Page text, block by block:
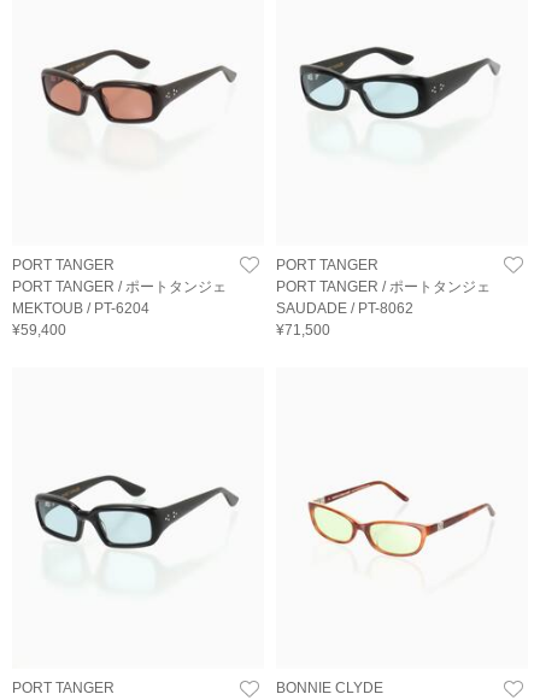
PORT TANGER
PORT TANGER / ポートタンジェ
MEKTOUB / PT-6204
¥59,400
PORT TANGER
PORT TANGER / ポートタンジェ
SAUDADE / PT-8062
¥71,500
PORT TANGER
BONNIE CLYDE